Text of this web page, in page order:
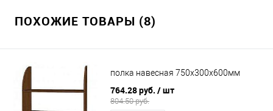
ПОХОЖИЕ ТОВАРЫ (8)
полка навесная 750х300х600мм
764.28 руб. / шт
804.50 руб.